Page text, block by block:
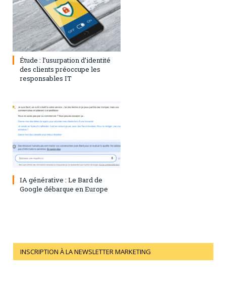
1 août 2023 0
Étude : l’usurpation d’identité
des clients préoccupe les
responsables IT
28 juillet 2023 0
IA générative : Le Bard de
Google débarque en Europe
INSCRIPTION À LA NEWSLETTER MARKETING